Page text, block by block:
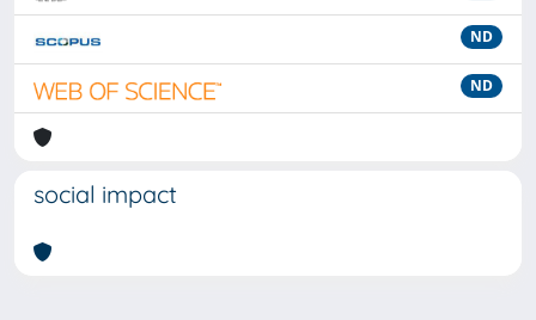
ND
ND
social impact